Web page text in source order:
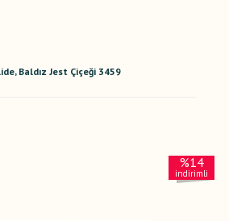
Baldız Jest Çiçeği 3459
%14
indirimli